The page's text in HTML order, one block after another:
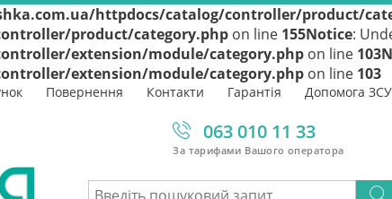
httpdocs/catalog/controller/product/
product/category.php on line 155Notice:
extension/module/category.php on line 103
extension/module/category.php on line 103
Повернення Контакти Гарантія Допомога ЗСУ
063 010 11 33
За тарифами Вашого оператора